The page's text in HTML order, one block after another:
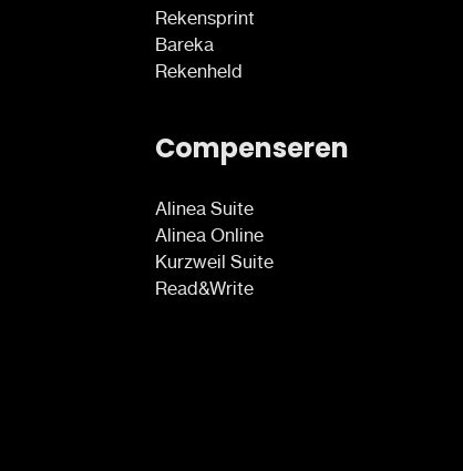
Rekensprint
Bareka
Rekenheld
Compenseren
Alinea Suite
Alinea Online
Kurzweil Suite
Read&Write